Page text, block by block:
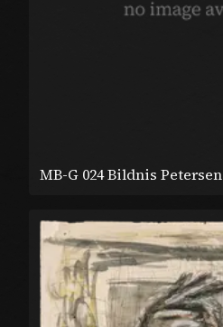
MB-G 024 Bildnis Petersen